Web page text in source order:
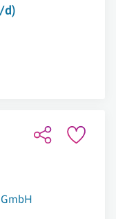
d)